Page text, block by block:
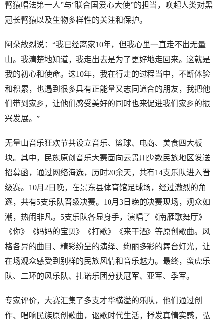
臂猿唱法第一人”与“联合国爱心大使”的担当，唤起人类对黑
冠长臂猿以及生物多样性的关注和保护。
阿朵故烈说：“我已经离家10年，但我心里一直走不出无量
山。我清楚地知道，我走出去是为了更好地走回来。这就是
我的初心和使命。这10年，我在行走的过程当中，不断体验
和积累，也遇到很多具有正能量又志同道合的朋友，我把他
们带到家乡，让他们感受美好的同时也来促进我们家乡的振
兴发展。”
无量山音乐狂欢节共设立音乐、篮球、电商、美食四大板
块。其中，民族原创音乐大赛面向云贵川少数民族地区发送
招募函，通过网络海选，历时20余天，共有14支乐队进入晋
级赛。10月2日晚，在景东县体育馆足球场，经过激烈的角
逐，共有5支乐队晋级决赛。10月3日晚的决赛现场，观众如
潮，热闹非凡。5支乐队各显身手，演唱了《南雁歌舞厅》
《你》《妈妈的宝贝》《打歌》《来干酒》等原创歌曲。风
格各异的曲目、精彩纷呈的演绎、绚丽多彩的舞台灯光，让
在场观众感受到别样的民族风情和音乐魅力。最终，蛮虎乐
队、二环的风乐队、扎诺乐团分获冠军、亚军、季军。
专家评价，大赛汇集了多支才华横溢的乐队，他们通过创
作、唱响民族原创歌曲，讴歌时代生活，抒发真情实感，弘